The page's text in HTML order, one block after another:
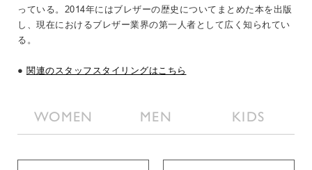
っている。2014年にはブレザーの歴史についてまとめた本を出版
し、現在におけるブレザー業界の第一人者として広く知られてい
る。
● 関連のスタッフスタイリングはこちら
WOMEN MEN KIDS